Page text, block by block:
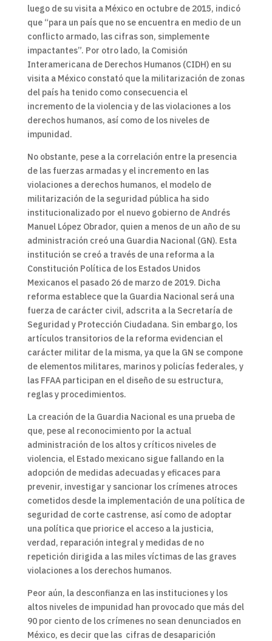
luego de su visita a México en octubre de 2015, indicó
que “para un país que no se encuentra en medio de un
conflicto armado, las cifras son, simplemente
impactantes”. Por otro lado, la Comisión
Interamericana de Derechos Humanos (CIDH) en su
visita a México constató que la militarización de zonas
del país ha tenido como consecuencia el
incremento de la violencia y de las violaciones a los
derechos humanos, así como de los niveles de
impunidad.
No obstante, pese a la correlación entre la presencia
de las fuerzas armadas y el incremento en las
violaciones a derechos humanos, el modelo de
militarización de la seguridad pública ha sido
institucionalizado por el nuevo gobierno de Andrés
Manuel López Obrador, quien a menos de un año de su
administración creó una Guardia Nacional (GN). Esta
institución se creó a través de una reforma a la
Constitución Política de los Estados Unidos
Mexicanos el pasado 26 de marzo de 2019. Dicha
reforma establece que la Guardia Nacional será una
fuerza de carácter civil, adscrita a la Secretaría de
Seguridad y Protección Ciudadana. Sin embargo, los
artículos transitorios de la reforma evidencian el
carácter militar de la misma, ya que la GN se compone
de elementos militares, marinos y policías federales, y
las FFAA participan en el diseño de su estructura,
reglas y procedimientos.
La creación de la Guardia Nacional es una prueba de
que, pese al reconocimiento por la actual
administración de los altos y críticos niveles de
violencia, el Estado mexicano sigue fallando en la
adopción de medidas adecuadas y eficaces para
prevenir, investigar y sancionar los crímenes atroces
cometidos desde la implementación de una política de
seguridad de corte castrense, así como de adoptar
una política que priorice el acceso a la justicia,
verdad, reparación integral y medidas de no
repetición dirigida a las miles víctimas de las graves
violaciones a los derechos humanos.
Peor aún, la desconfianza en las instituciones y los
altos niveles de impunidad han provocado que más del
90 por ciento de los crímenes no sean denunciados en
México, es decir que las cifras de desaparición